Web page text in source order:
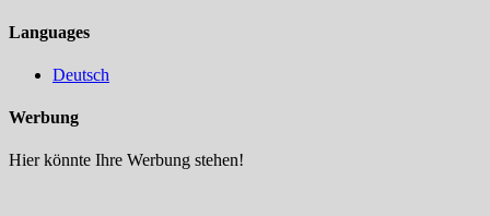
Languages
Deutsch
Werbung
Hier könnte Ihre Werbung stehen!